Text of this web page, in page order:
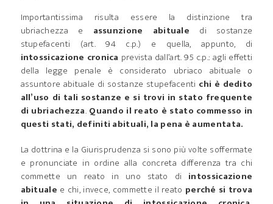
Importantissima risulta essere la distinzione tra
ubriachezza e assunzione abituale di sostanze
stupefacenti (art. 94 c.p.) e quella, appunto, di
intossicazione cronica prevista dall’art. 95 c.p.: agli effetti
della legge penale è considerato ubriaco abituale o
assuntore abituale di sostanze stupefacenti chi è dedito
all’uso di tali sostanze e si trovi in stato frequente
di ubriachezza. Quando il reato è stato commesso in
questi stati, definiti abituali, la pena è aumentata.
La dottrina e la Giurisprudenza si sono più volte soffermate
e pronunciate in ordine alla concreta differenza tra chi
commette un reato in uno stato di intossicazione
abituale e chi, invece, commette il reato perché si trova